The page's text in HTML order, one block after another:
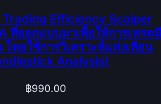
Efficiency Scalper
ที่ออกแบบมาเพื่อให้การเทรดมี
ดยใช้การวิเคราะห์แท่งเทียน
Analysis)
฿990.00